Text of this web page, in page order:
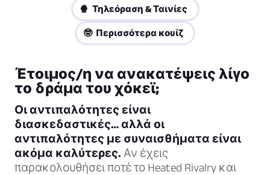
🍿 Τηλεόραση & Ταινίες
🤓 Περισσότερα κουίζ
Έτοιμος/η να ανακατέψεις λίγο
το δράμα του χόκεϊ;
Οι αντιπαλότητες είναι
διασκεδαστικές… αλλά οι
αντιπαλότητες με συναισθήματα είναι
ακόμα καλύτερες. Αν έχεις
παρακολουθήσει ποτέ το Heated Rivalry και